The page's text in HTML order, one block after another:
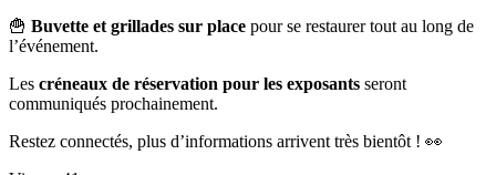
🍟 Buvette et grillades sur place pour se restaurer tout au long de
l’événement.
Les créneaux de réservation pour les exposants seront
communiqués prochainement.
Restez connectés, plus d’informations arrivent très bientôt ! 👀